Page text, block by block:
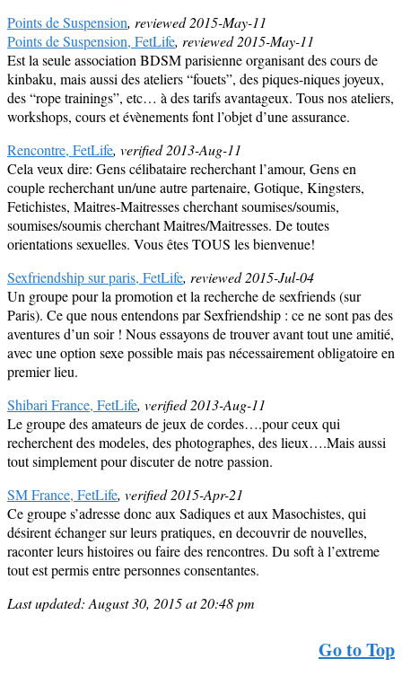
Points de Suspension, reviewed 2015-May-11
Points de Suspension, FetLife, reviewed 2015-May-11
Est la seule association BDSM parisienne organisant des cours de
kinbaku, mais aussi des ateliers “fouets”, des piques-niques joyeux,
des “rope trainings”, etc… à des tarifs avantageux. Tous nos ateliers,
workshops, cours et évènements font l’objet d’une assurance.
Rencontre, FetLife, verified 2013-Aug-11
Cela veux dire: Gens célibataire recherchant l’amour, Gens en
couple recherchant un/une autre partenaire, Gotique, Kingsters,
Fetichistes, Maitres-Maitresses cherchant soumises/soumis,
soumises/soumis cherchant Maitres/Maitresses. De toutes
orientations sexuelles. Vous êtes TOUS les bienvenue!
Sexfriendship sur paris, FetLife, reviewed 2015-Jul-04
Un groupe pour la promotion et la recherche de sexfriends (sur
Paris). Ce que nous entendons par Sexfriendship : ce ne sont pas des
aventures d’un soir ! Nous essayons de trouver avant tout une amitié,
avec une option sexe possible mais pas nécessairement obligatoire en
premier lieu.
Shibari France, FetLife, verified 2013-Aug-11
Le groupe des amateurs de jeux de cordes….pour ceux qui
recherchent des modeles, des photographes, des lieux….Mais aussi
tout simplement pour discuter de notre passion.
SM France, FetLife, verified 2015-Apr-21
Ce groupe s’adresse donc aux Sadiques et aux Masochistes, qui
désirent échanger sur leurs pratiques, en decouvrir de nouvelles,
raconter leurs histoires ou faire des rencontres. Du soft à l’extreme
tout est permis entre personnes consentantes.
Last updated: August 30, 2015 at 20:48 pm
Go to Top